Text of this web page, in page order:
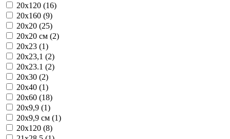
20x120 (16)
20x160 (9)
20x20 (25)
20x20 см (2)
20x23 (1)
20x23,1 (2)
20x23.1 (2)
20x30 (2)
20x40 (1)
20x60 (18)
20x9,9 (1)
20x9,9 см (1)
20х120 (8)